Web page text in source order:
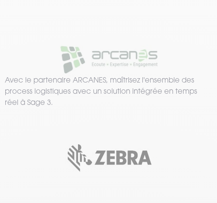
Avec le partenaire ARCANES, maîtrisez l'ensemble des
process logistiques avec un solution intégrée en temps
réel à Sage 3.